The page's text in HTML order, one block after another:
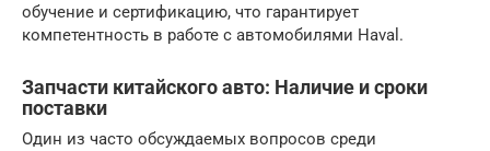
обучение и сертификацию, что гарантирует
компетентность в работе с автомобилями Haval.
Запчасти китайского авто: Наличие и сроки
поставки
Один из часто обсуждаемых вопросов среди